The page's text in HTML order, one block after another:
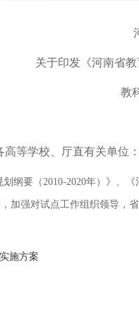
关于印发《河南省
教
等学校、厅直有关单位：
纲要（2010-2020年）》、
加强对试点工作组织领导，
施方案